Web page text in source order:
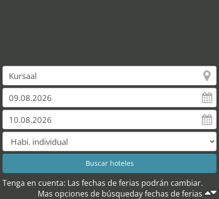
Tenga en cuenta: Las fechas de ferias podrán cambiar.
Mas opciones de búsqueday fechas de ferias